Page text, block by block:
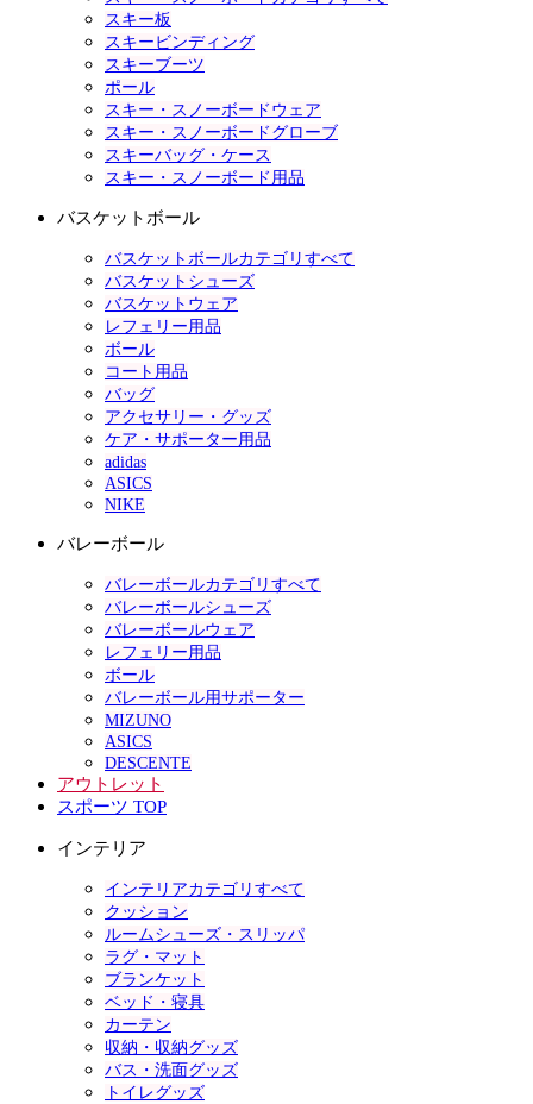
スキー板
スキービンディング
スキーブーツ
ポール
スキー・スノーボードウェア
スキー・スノーボードグローブ
スキーバッグ・ケース
スキー・スノーボード用品
バスケットボール
バスケットボールカテゴリすべて
バスケットシューズ
バスケットウェア
レフェリー用品
ボール
コート用品
バッグ
アクセサリー・グッズ
ケア・サポーター用品
adidas
ASICS
NIKE
バレーボール
バレーボールカテゴリすべて
バレーボールシューズ
バレーボールウェア
レフェリー用品
ボール
バレーボール用サポーター
MIZUNO
ASICS
DESCENTE
アウトレット
スポーツ TOP
インテリア
インテリアカテゴリすべて
クッション
ルームシューズ・スリッパ
ラグ・マット
ブランケット
ベッド・寝具
カーテン
収納・収納グッズ
バス・洗面グッズ
トイレグッズ